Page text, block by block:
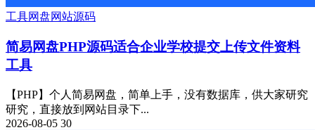
工具网盘网站源码
简易网盘PHP源码适合企业学校提交上传文件资料
工具
【PHP】个人简易网盘，简单上手，没有数据库，供大家研究
研究，直接放到网站目录下...
2026-08-05 30